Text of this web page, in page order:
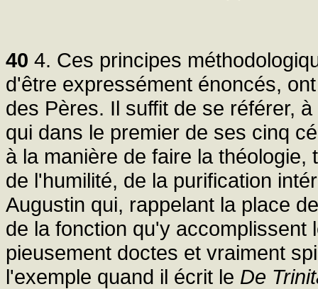
40 4. Ces principes
d'être expressément énoncés,
des Pères. Il suffit de se référer,
qui dans le premier de ses cinq
à la manière de faire la
de l'humilité, de la purification
Augustin qui, rappelant la place
de la fonction qu'y accomplissent
pieusement doctes et vraiment
l'exemple quand il écrit le De